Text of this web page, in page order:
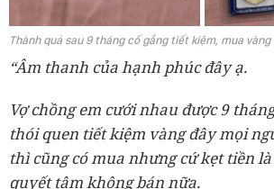
Thành quả sau 9 tháng cố gắng tiết kiệm, mua
“Âm thanh của hạnh phúc đây ạ.
Vợ chồng em cưới nhau được 9
thói quen tiết kiệm vàng đây mọi
thì cũng có mua nhưng cứ kẹt tiền
quyết tâm không bán nữa.